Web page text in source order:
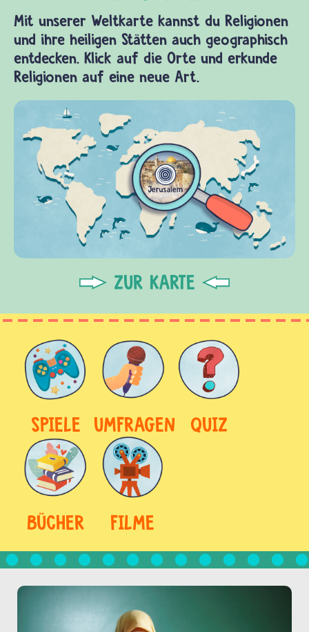
Mit unserer Weltkarte kannst du Religionen
und ihre heiligen Stätten auch geographisch
entdecken. Klick auf die Orte und erkunde
Religionen auf eine neue Art.
ZUR KARTE
SPIELE UMFRAGEN QUIZ
BÜCHER FILME